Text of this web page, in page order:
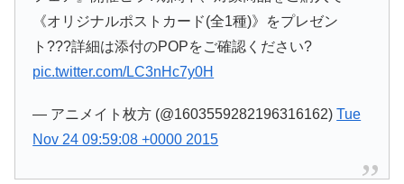
《オリジナルポストカード(全1種)》をプレゼン
ト???詳細は添付のPOPをご確認ください?
pic.twitter.com/LC3nHc7y0H
— アニメイト枚方 (@1603559282196316162)Tue
Nov 24 09:59:08 +0000 2015